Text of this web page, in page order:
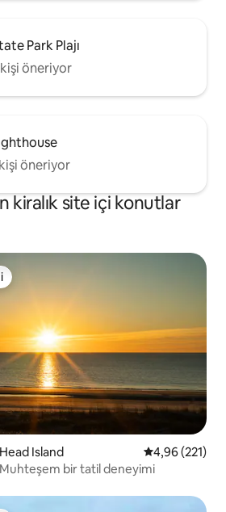
Park Plajı
öneriyor
öneriyor
kiralık site içi konutlar
en beğenilenler arasında
Island 5 üzerinden
4,96 (221)
bir tatil deneyimi